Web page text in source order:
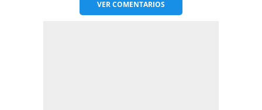
VERCOMENTARIOS